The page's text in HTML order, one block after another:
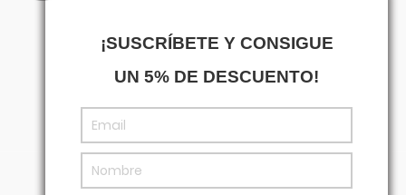
¡SUSCRÍBETE Y CONSIGUE
UN 5% DE DESCUENTO!